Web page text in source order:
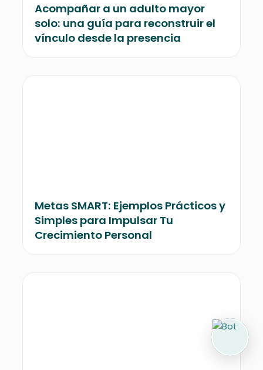
Acompañar a un adulto mayor
solo: una guía para reconstruir el
vínculo desde la presencia
Metas SMART: Ejemplos Prácticos y
Simples para Impulsar Tu
Crecimiento Personal